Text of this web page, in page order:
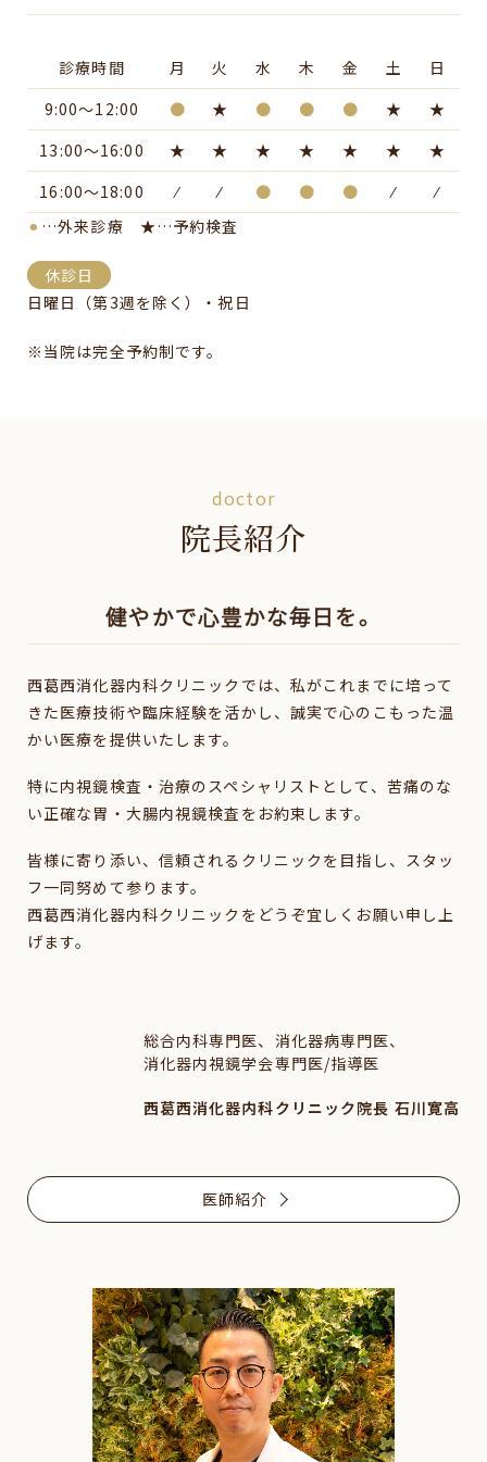
診療時間 月 火 水 木 金 土
日
9:00～12:00
● ★ ● ● ● ★
★
13:00～16:00
★ ★ ★ ★ ★ ★
★
16:00～18:00
⁄ ⁄ ● ● ● ⁄
⁄
⚫︎ …外来診療 ★…予約検査
休診日
日曜日（第3週を除く）・祝日
※当院は完全予約制です。
doctor
院長紹介
健やかで心豊かな毎日を。
西葛西消化器内科クリニックでは、私がこれまでに培って
きた医療技術や臨床経験を活かし、誠実で心のこもった温
かい医療を提供いたします。
特に内視鏡検査・治療のスペシャリストとして、苦痛のな
い正確な胃・大腸内視鏡検査をお約束します。
皆様に寄り添い、信頼されるクリニックを目指し、スタッ
フ一同努めて参ります。
西葛西消化器内科クリニックをどうぞ宜しくお願い申し上
げます。
総合内科専門医、消化器病専門医、
消化器内視鏡学会専門医/指導医
西葛西消化器内科クリニック院長 石川寛高
医師紹介